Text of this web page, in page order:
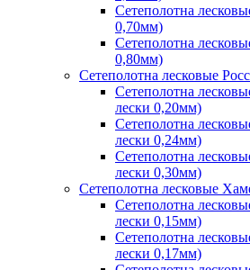
Сетеполотна
0,70мм)
Сетеполотна
0,80мм)
Сетеполотна лесковые
Сетеполотна
лески 0,20мм)
Сетеполотна
лески 0,24мм)
Сетеполотна
лески 0,30мм)
Сетеполотна лесковые
Сетеполотна
лески 0,15мм)
Сетеполотна
лески 0,17мм)